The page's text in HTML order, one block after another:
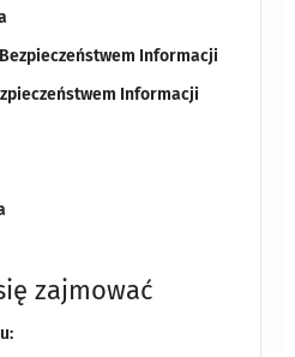
Informacji
Informacji
zajmować